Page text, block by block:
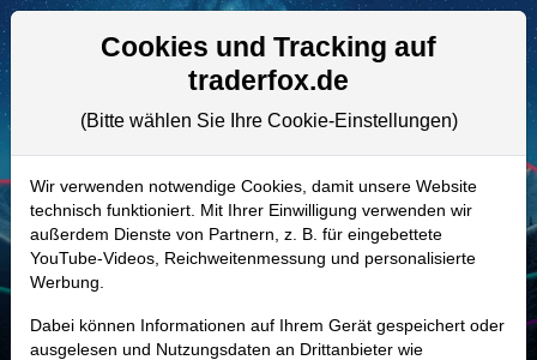
Aktien- und Artikelsuche
894565–Ashtead Group Aktie
Realtime-Aktienkurs:
-
-
MONKEY-TRADER INDIKATOR
Cookies und Tracking auf
traderfox.de
(Bitte wählen Sie Ihre Cookie-Einstellungen)
Wir verwenden notwendige Cookies, damit unsere Website
technisch funktioniert. Mit Ihrer Einwilligung verwenden wir
außerdem Dienste von Partnern, z. B. für eingebettete
YouTube-Videos, Reichweitenmessung und personalisierte
Werbung.
Dabei können Informationen auf Ihrem Gerät gespeichert oder
ausgelesen und Nutzungsdaten an Drittanbieter wie